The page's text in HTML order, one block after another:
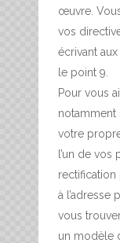
œuvre.
vos
écrivant
le point 9.
Pour vous
notamment
votre
l’un de
rectification
à l’adresse
vous
un modèle